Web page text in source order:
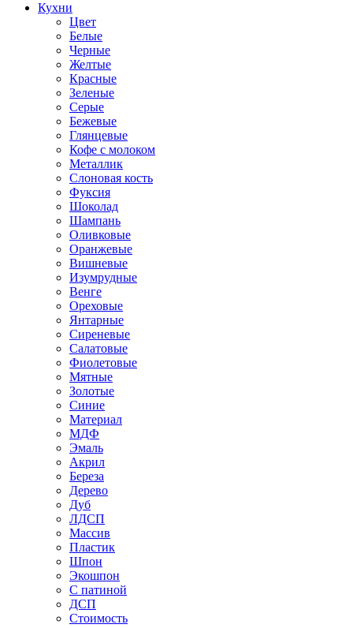
Кухни
Цвет
Белые
Черные
Желтые
Красные
Зеленые
Серые
Бежевые
Глянцевые
Кофе с молоком
Металлик
Слоновая кость
Фуксия
Шоколад
Шампань
Оливковые
Оранжевые
Вишневые
Изумрудные
Венге
Ореховые
Янтарные
Сиреневые
Салатовые
Фиолетовые
Мятные
Золотые
Синие
Материал
МДФ
Эмаль
Акрил
Береза
Дерево
Дуб
ЛДСП
Массив
Пластик
Шпон
Экошпон
С патиной
ДСП
Стоимость